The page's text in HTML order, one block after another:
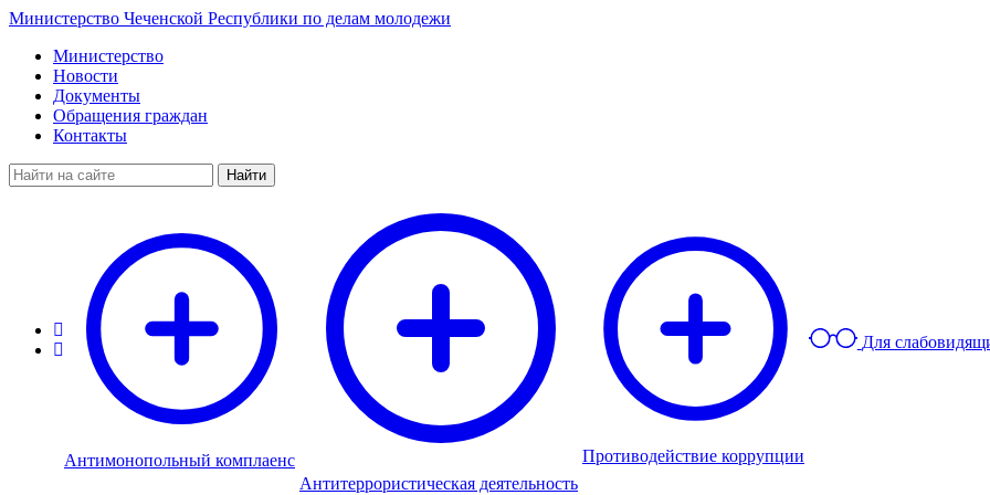
Министерство Чеченской Республики по делам молодежи
Министерство
Новости
Документы
Обращения граждан
Контакты
Найти
Антимонопольный комплаенс
Антитеррористическая деятельность
Противодействие коррупции
Для